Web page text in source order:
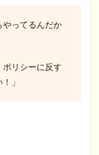
やってるんだか
ポリシーに反す
」